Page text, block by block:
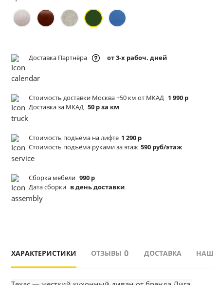
Доставка Партнёра от 3-х рабоч. дней
Стоимость доставки Москва +50 км от МКАД 1 990 р
Доставка за МКАД 50 р за км
Стоимость подъёма на лифте 1 290 р
Стоимость подъёма руками за этаж 590 руб/этаж
Сборка мебели 990 р
Дата сборки в день доставки
ХАРАКТЕРИСТИКИ ОТЗЫВЫ 0 ДОСТАВКА